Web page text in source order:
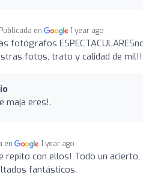
Publicada en 1 year ago
fotógrafos
fotos, trato y calidad de
maja eres!.
en 1 year ago
repito con ellos! Todo un acierto,
fantásticos.